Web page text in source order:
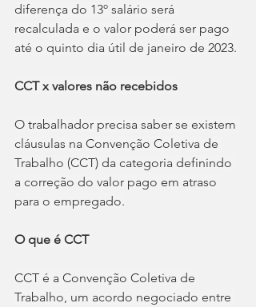
diferença do 13º salário será
recalculada e o valor poderá ser pago
até o quinto dia útil de janeiro de 2023.
CCT x valores não recebidos
O trabalhador precisa saber se existem
cláusulas na Convenção Coletiva de
Trabalho (CCT) da categoria definindo
a correção do valor pago em atraso
para o empregado.
O que é CCT
CCT é a Convenção Coletiva de
Trabalho, um acordo negociado entre